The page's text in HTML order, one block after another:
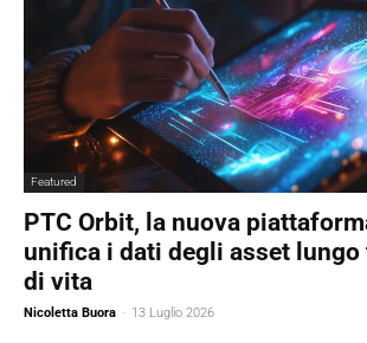
Featured
PTC Orbit, la nuova
unifica i dati degli asset
di vita
Nicoletta Buora - 13 Luglio 2026